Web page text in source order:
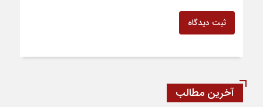
ثبت دیدگاه
آخرین مطالب